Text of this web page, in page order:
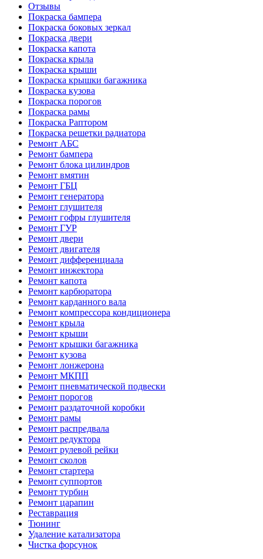
Отзывы
Покраска бампера
Покраска боковых зеркал
Покраска двери
Покраска капота
Покраска крыла
Покраска крыши
Покраска крышки багажника
Покраска кузова
Покраска порогов
Покраска рамы
Покраска Раптором
Покраска решетки радиатора
Ремонт АБС
Ремонт бампера
Ремонт блока цилиндров
Ремонт вмятин
Ремонт ГБЦ
Ремонт генератора
Ремонт глушителя
Ремонт гофры глушителя
Ремонт ГУР
Ремонт двери
Ремонт двигателя
Ремонт дифференциала
Ремонт инжектора
Ремонт капота
Ремонт карбюратора
Ремонт карданного вала
Ремонт компрессора кондиционера
Ремонт крыла
Ремонт крыши
Ремонт крышки багажника
Ремонт кузова
Ремонт лонжерона
Ремонт МКПП
Ремонт пневматической подвески
Ремонт порогов
Ремонт раздаточной коробки
Ремонт рамы
Ремонт распредвала
Ремонт редуктора
Ремонт рулевой рейки
Ремонт сколов
Ремонт стартера
Ремонт суппортов
Ремонт турбин
Ремонт царапин
Реставрация
Тюнинг
Удаление катализатора
Чистка форсунок